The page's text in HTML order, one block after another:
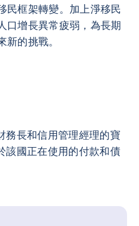
民框架轉變。加上淨移民
口增長異常疲弱，為長期
新的挑戰。
務長和信用管理經理的寶
該國正在使用的付款和債